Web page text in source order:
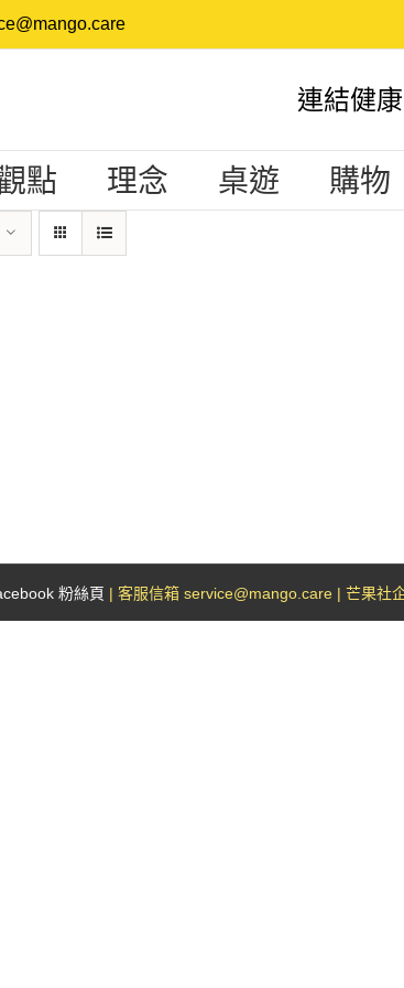
連結健
點 理念 桌遊 購物
粉絲頁 | 客服信箱 service@mango.care | 芒果社